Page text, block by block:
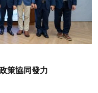
策協同發力